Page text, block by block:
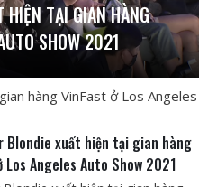
HIỆN TẠI GIAN HÀNG
SHOW 2021
hàng VinFast ở Los Angeles
Blondie xuất hiện tại gian hàng
Los Angeles Auto Show 2021